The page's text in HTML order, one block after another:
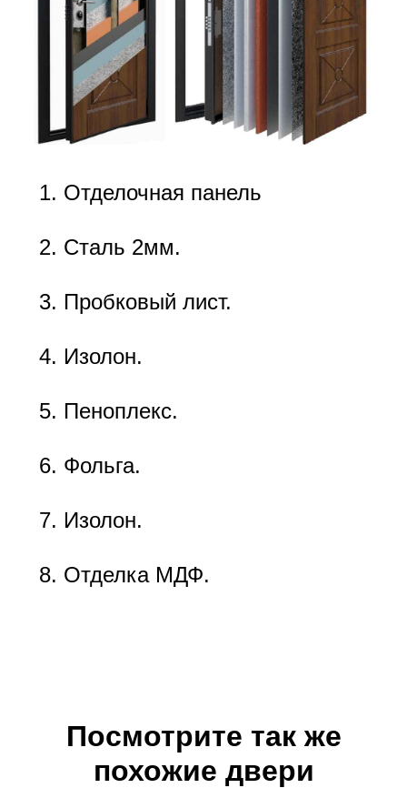
Отделочная панель
Сталь 2мм.
Пробковый лист.
Изолон.
Пеноплекс.
Фольга.
Изолон.
Отделка МДФ.
Посмотрите так же
похожие двери